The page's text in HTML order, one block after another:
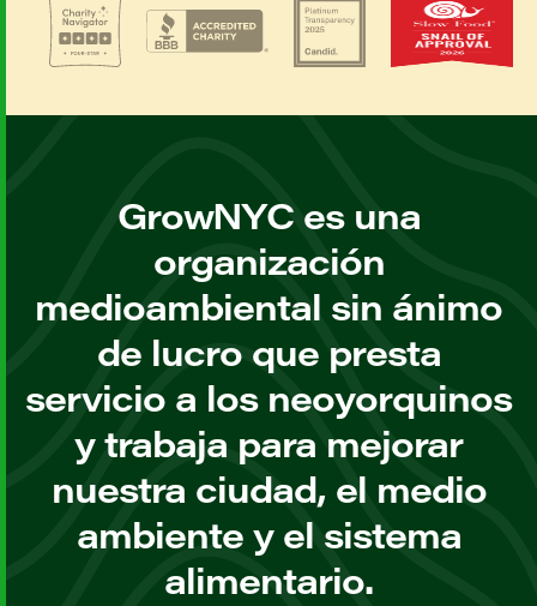
GrowNYC es una
organización
medioambiental sin ánimo
de lucro que presta
servicio a los neoyorquinos
y trabaja para mejorar
nuestra ciudad, el medio
ambiente y el sistema
alimentario.